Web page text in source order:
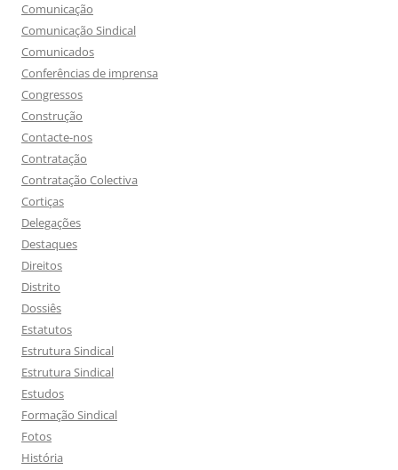
Comunicação
Comunicação Sindical
Comunicados
Conferências de imprensa
Congressos
Construção
Contacte-nos
Contratação
Contratação Colectiva
Cortiças
Delegações
Destaques
Direitos
Distrito
Dossiês
Estatutos
Estrutura Sindical
Estrutura Sindical
Estudos
Formação Sindical
Fotos
História